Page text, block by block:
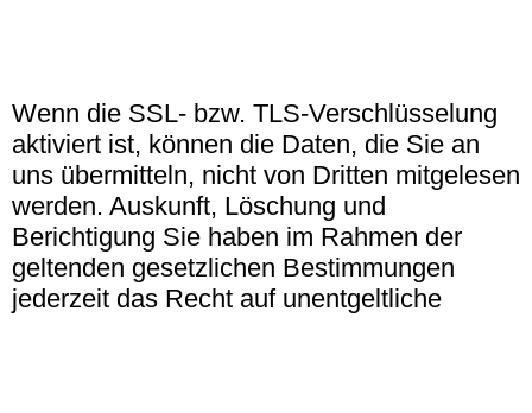
Wenn die SSL- bzw. TLS-Verschlüsselung
aktiviert ist, können die Daten, die Sie an
uns übermitteln, nicht von Dritten mitgelesen
werden. Auskunft, Löschung und
Berichtigung Sie haben im Rahmen der
geltenden gesetzlichen Bestimmungen
jederzeit das Recht auf unentgeltliche